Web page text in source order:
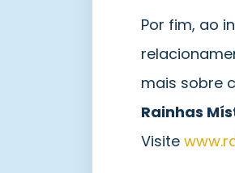
Por fim, ao
mais sobre
Rainhas
Visite